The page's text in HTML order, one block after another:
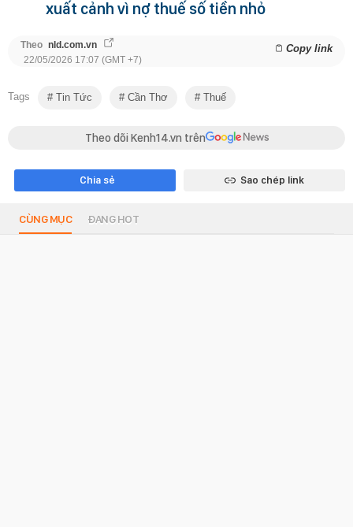
xuất cảnh vì nợ thuế số tiền nhỏ
Theo nld.com.vn Copy link
22/05/2026 17:07 (GMT +7)
Tags Tin Tức Cần Thơ Thuế
Theo dõi Kenh14.vn trên
Chia sẻ Sao chép link
CÙNG MỤC ĐANG HOT